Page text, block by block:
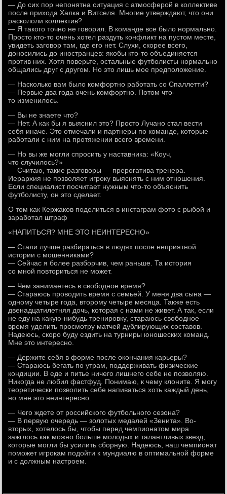
— До сих пор непонятна ситуация с атмосферой в коллективе
после прихода Халка и Витселя. Многие утверждают, что они
раскололи коллектив?
— Я такого точно не говорил. В команде все было нормально.
Просто кто-то очень хотел раздуть конфликт на пустом месте,
увидеть заговор там, где его нет. Слухи, скорее всего,
доносились до иностранцев: якобы кто-то объединяется
против них. Хотя поверьте, остальные футболисты нормально
общались друг с другом. Но это лишь мое предположение.
— Насколько вам было комфортно работать со Спаллетти?
— Первые два года очень комфортно. Потом что-
то изменилось.
— Вы не знаете что?
— Нет. А как бы я выяснил это? Просто Лучано стал вести
себя иначе. Это отмечали и партнеры по команде, которые
работали с ним на протяжении всего времени.
— Но вы же могли спросить у наставника: «Коуч,
что случилось?»
— Считаю, такие разговоры — прерогатива тренера.
Иерархия не позволяет игроку выяснять с ним отношения.
Если специалист посчитает нужным что-то объяснить
футболисту, он это сделает.
О том как Кержаков поделиться в инстаграм фото с рыбой и
заработал штраф
«НАПИТЬСЯ? МНЕ ЭТО НЕИНТЕРЕСНО»
— Стали лучше разбираться в людях после неприятной
истории с мошенниками?
— Сейчас я более разборчив, чем раньше. Та история
со мной повториться не может.
— Чем занимаетесь в свободное время?
— Стараюсь проводить время с семьей. У меня два сына —
одному четыре года, второму четыре месяца. Также есть
двенадцатилетняя дочь, которая с нами не живет. А так, если
не еду на какую-нибудь тренировку, стараюсь свободное
время уделить просмотру матчей дублирующих составов.
Надеюсь, скоро буду ездить на турниры юношеских команд.
Мне это интересно.
— Держите себя в форме после окончания карьеры?
— Стараюсь бегать по утрам, поддерживать физические
кондиции. В еде и питье ничего лишнего себе не позволяю.
Никогда не любил фастфуд. Понимаю, к чему клоните. Я могу
теоретически позволить себе напиваться хоть каждый день,
но мне это неинтересно.
— Чего ждете от российского футбольного сезона?
— В первую очередь — золотых медалей «Зенита». Во-
вторых, хотелось бы, чтобы перед чемпионатом мира
зажглось как можно больше молодых и талантливых звезд,
которые могли бы усилить сборную. Надеюсь, наш чемпионат
поможет игрокам подойти к мундиалю в оптимальной форме
и с должным настроем.